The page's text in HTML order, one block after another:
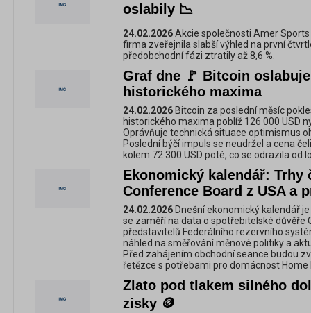
oslabily 📉
24.02.2026Akcie společnosti Amer
firma zveřejnila slabší výhled na první
předobchodní fázi ztratily až 8,6 %.
Graf dne 🚩 Bitcoin
historického maxima
24.02.2026 Bitcoin za poslední měsíc
historického maxima poblíž 126 000 USD
Oprávňuje technická situace optimismus
Poslední býčí impuls se neudržel a cena
kolem 72 300 USD poté, co se odrazila od
Ekonomický kalendář: Trhy
Conference Board z USA a
24.02.2026 Dnešní ekonomický kalendář
se zaměří na data o spotřebitelské důvěře
představitelů Federálního rezervního
náhled na směřování měnové politiky a
Před zahájením obchodní seance budou
řetězce s potřebami pro domácnost Home
Zlato pod tlakem silného
zisky 🪙